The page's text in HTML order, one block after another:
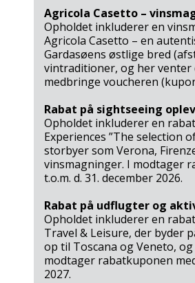
Agricola Casetto –
Opholdet inkluderer en
Agricola Casetto – en
Gardasøens østlige bred
vintraditioner, og her venter
medbringe voucheren
Rabat på sightseeing
Opholdet inkluderer en
Experiences ”The selection
storbyer som Verona,
vinsmagninger. I modtager
t.o.m. d. 31. december 2026.
Rabat på udflugter og
Opholdet inkluderer en
Travel & Leisure, der byder
op til Toscana og Veneto,
modtager rabatkuponen
2027.